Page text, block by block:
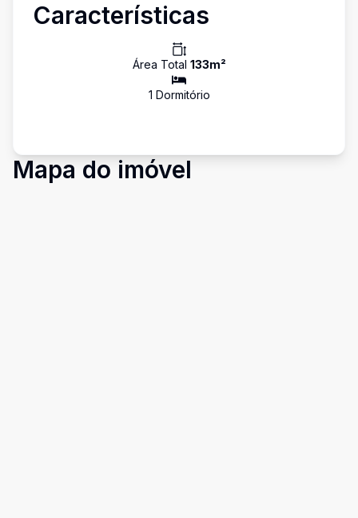
Características
Área Total 133m²
1 Dormitório
Mapa do imóvel